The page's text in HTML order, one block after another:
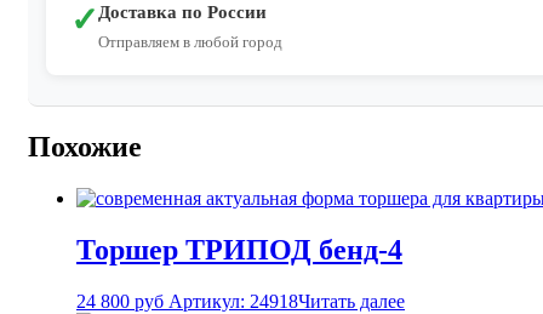
✓Доставка по России
Отправляем в любой город
Похожие
Торшер ТРИПОД бенд-4
24 800 руб Артикул: 24918Читать далее